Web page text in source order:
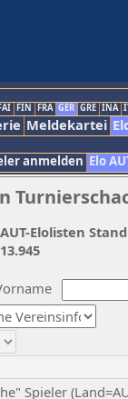
FIN FRA GER GRE INA
Meldekartei
anmelden Elo
Spieler
AUT-Elolisten
13.945